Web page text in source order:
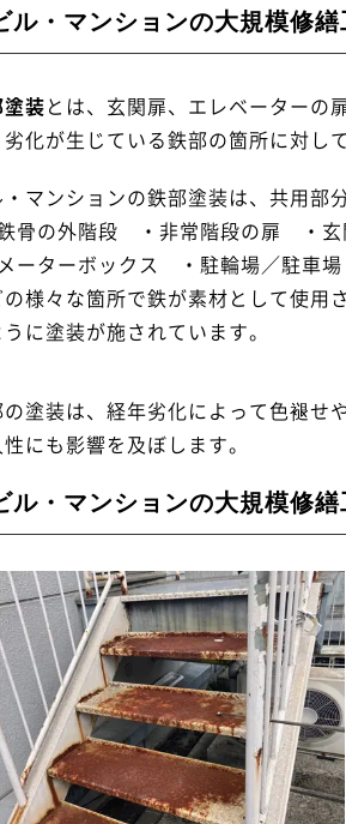
ル・マンションの大規模修
塗装 とは、玄関扉、エレベーターの
劣化が生じている鉄部の箇所に対し
・マンションの鉄部塗装は、共用部
鉄骨の外階段 ・非常階段の扉 ・
メーターボックス
・駐輪場／駐車
の様々な箇所で鉄が素材として使用
うに塗装が施されています。
の塗装は、経年劣化によって色褪せ
性にも影響を及ぼします。
ル・マンションの大規模修